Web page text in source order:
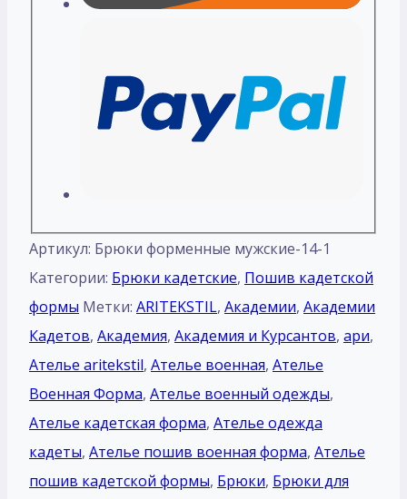
Артикул: Брюки форменные мужские-14-1
Категории: Брюки кадетские, Пошив кадетской
формы Метки: ARITEKSTIL, Академии, Академии
Кадетов, Академия, Академия и Курсантов, ари,
Ателье aritekstil, Ателье военная, Ателье
Военная Форма, Ателье военный одежды,
Ателье кадетская форма, Ателье одежда
кадеты, Ателье пошив военная форма, Ателье
пошив кадетской формы, Брюки, Брюки для